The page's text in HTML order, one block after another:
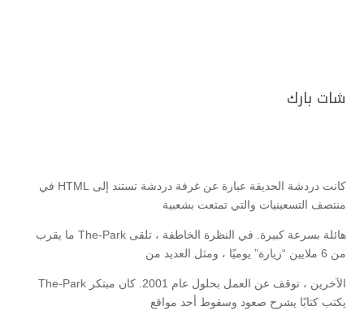
شات بارك
كانت دردشة الحديقة عبارة عن غرفة دردشة تستند إلى HTML في
منتصف التسعينيات والتي تمتعت بشعبية
هائلة بسرعة كبيرة. في النظرة الخاطفة ، تلقى The-Park ما يقرب
من 6 ملايين “زيارة” يوميًا ، ومثل العديد من
الآخرين ، توقف عن العمل بحلول عام 2001. كان مبتكر The-Park
يكتب كتابًا يشرح صعود وسقوط أحد مواقع